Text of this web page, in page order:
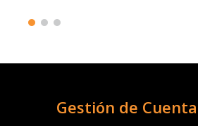
Gestión de Cuenta